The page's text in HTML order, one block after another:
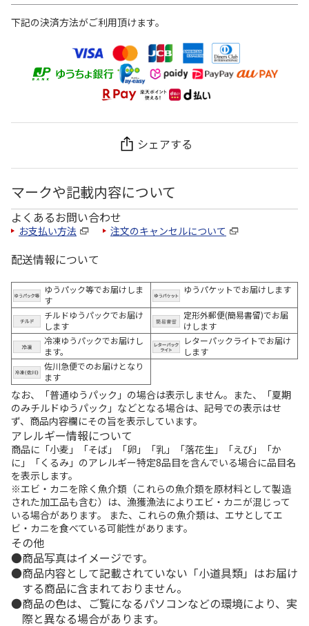
下記の決済方法がご利用頂けます。
シェアする
マークや記載内容について
よくあるお問い合わせ
お支払い方法 注文のキャンセルについて
配送情報について
ゆうパック等でお届けしま
す
ゆうパケットでお届けします
チルドゆうパックでお届け
します
定形外郵便(簡易書留)でお届
けします
冷凍ゆうパックでお届けし
ます。
レターパックライトでお届け
します
佐川急便でのお届けとなり
ます
なお、「普通ゆうパック」の場合は表示しません。また、「夏期
のみチルドゆうパック」などとなる場合は、記号での表示はせ
ず、商品内容欄にその旨を表示しています。
アレルギー情報について
商品に「小麦」「そば」「卵」「乳」「落花生」「えび」「か
に」「くるみ」のアレルギー特定8品目を含んでいる場合に品目名
を表示します。
※エビ・カニを除く魚介類（これらの魚介類を原材料として製造
された加工品も含む）は、漁獲漁法によりエビ・カニが混じって
いる場合があります。 また、これらの魚介類は、エサとしてエ
ビ・カニを食べている可能性があります。
その他
商品写真はイメージです。
商品内容として記載されていない「小道具類」はお届け
する商品に含まれておりません。
商品の色は、ご覧になるパソコンなどの環境により、実
際と異なる場合があります。